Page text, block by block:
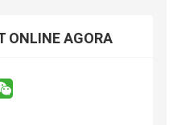
ONLINE AGORA